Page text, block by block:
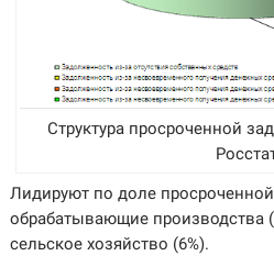
Структура просроченной
Лидируют по доле
обрабатывающие производства
сельское хозяйство (6%).